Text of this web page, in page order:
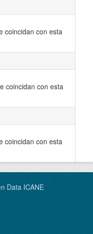
coincidan con esta
coincidan con esta
coincidan con esta
Data ICANE